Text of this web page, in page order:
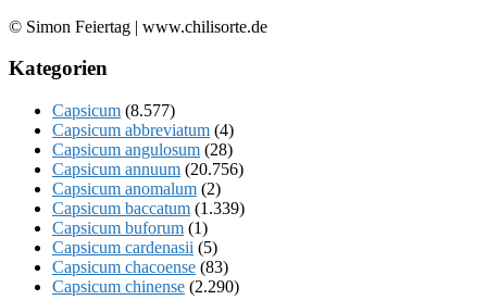
© Simon Feiertag | www.chilisorte.de
Kategorien
Capsicum (8.577)
Capsicum abbreviatum (4)
Capsicum angulosum (28)
Capsicum annuum (20.756)
Capsicum anomalum (2)
Capsicum baccatum (1.339)
Capsicum buforum (1)
Capsicum cardenasii (5)
Capsicum chacoense (83)
Capsicum chinense (2.290)